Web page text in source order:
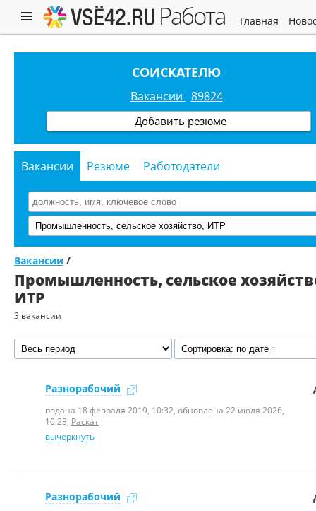
работа главная
СОИСКАТЕЛЮ
Вакансии 89824
Добавить резюме
Вакансии Резюме Работодатели
Вакансии /
Промышленность, сельское
ИТР
3 вакансии
Разнорабочий
подана 18 февраля 2019, 10:32, обновлена 22 июля 2026,
10:28 Раскат
вычеркнуть
Разнорабочий